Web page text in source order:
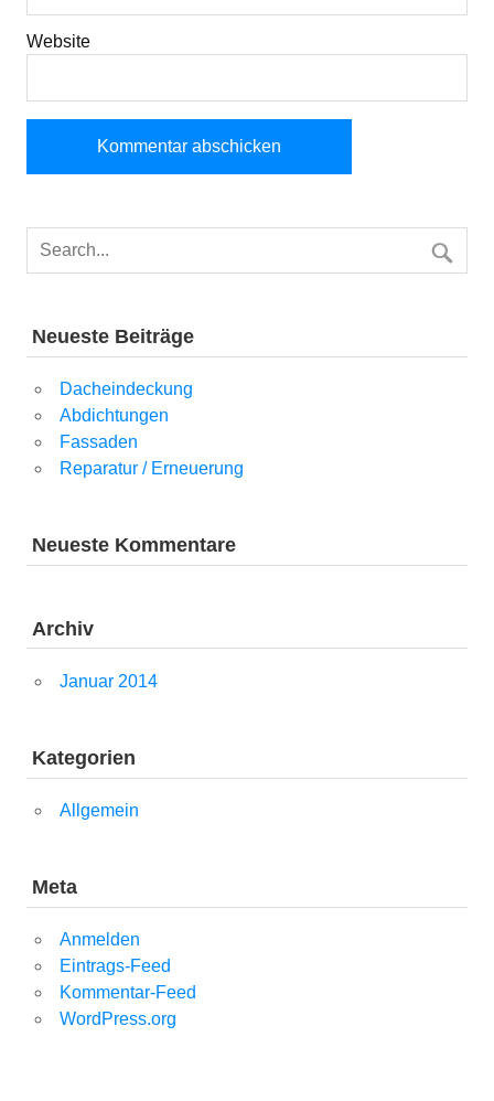
Website
Neueste Beiträge
Dacheindeckung
Abdichtungen
Fassaden
Reparatur / Erneuerung
Neueste Kommentare
Archiv
Januar 2014
Kategorien
Allgemein
Meta
Anmelden
Eintrags-Feed
Kommentar-Feed
WordPress.org